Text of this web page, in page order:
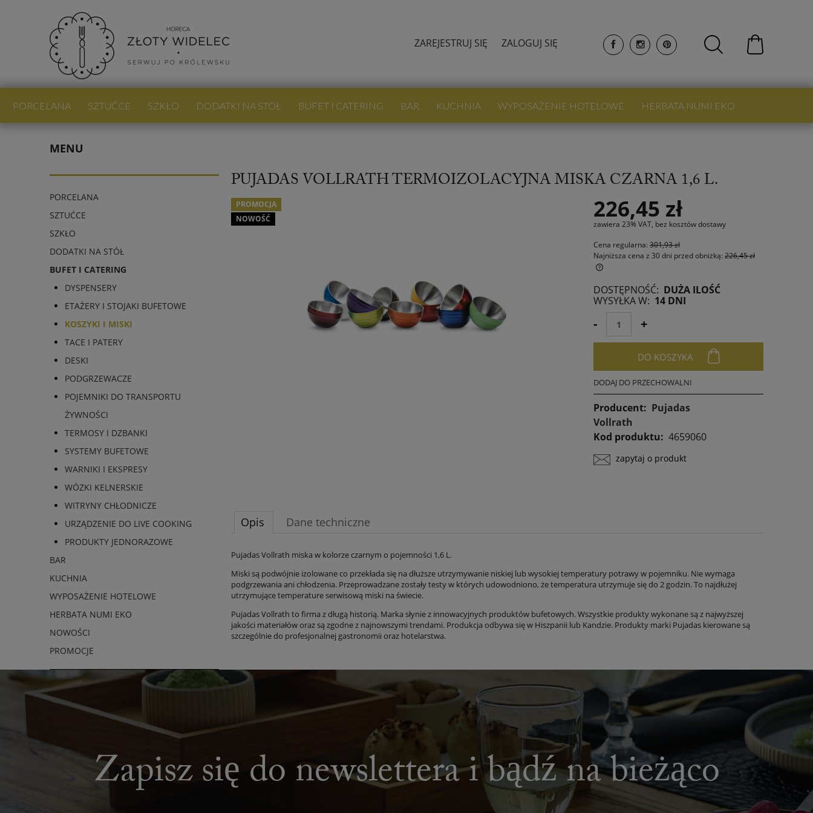
ZAREJESTRUJ SIĘ ZALOGUJ SIĘ
PORCELANA SZTUĆCE SZKŁO DODATKI NA STÓŁ BUFET I CATERING BAR KUCHNIA WYPOSAŻENIE HOTELOWE HERBATA NUMI EKO
MENU
PORCELANA
SZTUĆCE
SZKŁO
DODATKI NA STÓŁ
BUFET I CATERING
DYSPENSERY
ETAŻERY I STOJAKI BUFETOWE
KOSZYKI I MISKI
TACE I PATERY
DESKI
PODGRZEWACZE
POJEMNIKI DO TRANSPORTU
ŻYWNOŚCI
TERMOSY I DZBANKI
SYSTEMY BUFETOWE
WARNIKI I EKSPRESY
WÓZKI KELNERSKIE
WITRYNY CHŁODNICZE
URZĄDZENIE DO LIVE COOKING
PRODUKTY JEDNORAZOWE
BAR
KUCHNIA
WYPOSAŻENIE HOTELOWE
HERBATA NUMI EKO
NOWOŚCI
PROMOCJE
PUJADAS VOLLRATH TERMOIZOLACYJNA MISKA CZARNA 1,6 L.
PROMOCJA
NOWOŚĆ
226,45 zł
zawiera 23% VAT, bez kosztów dostawy
Cena regularna:301,93 zł
Najniższa cena z 30 dni przed obniżką:226,45 zł
Jeżeli produkt jest sprzedawany krócej niż
30 dni, wyświetlana jest najniższa cena od
momentu, kiedy produkt pojawił się w
sprzedaży.
DOSTĘPNOŚĆ: DUŻA ILOŚĆ
WYSYŁKA W: 14 DNI
- +
DO KOSZYKA
DODAJ DO PRZECHOWALNI
Producent: Pujadas
Vollrath
Kod produktu: 4659060
zapytaj o produkt
Opis Dane techniczne
Pujadas Vollrath miska w kolorze czarnym o pojemności 1,6 L.
Miski są podwójnie izolowane co przekłada się na dłuższe utrzymywanie niskiej lub wysokiej temperatury potrawy w pojemniku. Nie wymaga
podgrzewania ani chłodzenia. Przeprowadzane zostały testy w których udowodniono, że temperatura utrzymuje się do 2 godzin. To najdłużej
utrzymujące temperature serwisową miski na świecie.
Pujadas Vollrath to firma z długą historią. Marka słynie z innowacyjnych produktów bufetowych. Wszystkie produkty wykonane są z najwyższej
jakości materiałów oraz są zgodne z najnowszymi trendami. Produkcja odbywa się w Hiszpanii lub Kandzie. Produkty marki Pujadas kierowane są
szczególnie do profesjonalnej gastronomii oraz hotelarstwa.
Zapisz się do newslettera i bądź na bieżąco